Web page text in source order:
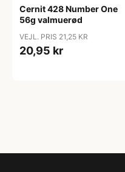
Cernit 428 Number One
56g valmuerød
VEJL. PRIS 21,25 KR
20,95 kr